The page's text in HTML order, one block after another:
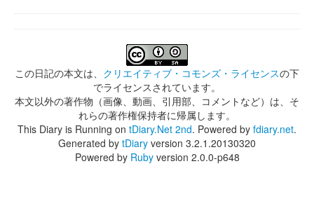
この日記の本文は、 クリエイティブ・コモンズ・ライセンスの下
でライセンスされています。
本文以外の著作物（画像、動画、引用部、コメントなど）は、そ
れらの著作権保持者に帰属します。
This Diary is Running on tDiary.Net 2nd. Powered by fdiary.net.
Generated by tDiary version 3.2.1.20130320
Powered by Rubyversion 2.0.0-p648